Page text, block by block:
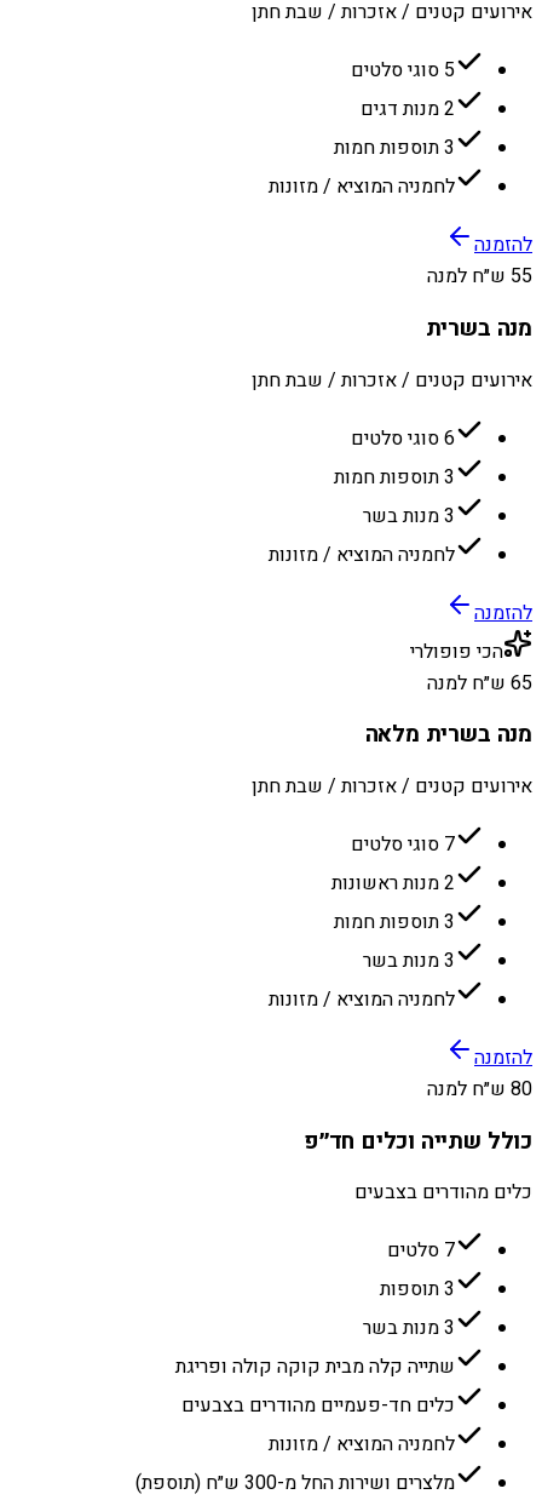
אירועים קטנים / אזכרות / שבת חתן
5 סוגי סלטים
2 מנות דגים
3 תוספות חמות
לחמניה המוציא / מזונות
להזמנה
55 ש״ח למנה
מנה בשרית
אירועים קטנים / אזכרות / שבת חתן
6 סוגי סלטים
3 תוספות חמות
3 מנות בשר
לחמניה המוציא / מזונות
להזמנה
הכי פופולרי
65 ש״ח למנה
מנה בשרית מלאה
אירועים קטנים / אזכרות / שבת חתן
7 סוגי סלטים
2 מנות ראשונות
3 תוספות חמות
3 מנות בשר
לחמניה המוציא / מזונות
להזמנה
80 ש״ח למנה
כולל שתייה וכלים חד״פ
כלים מהודרים בצבעים
7 סלטים
3 תוספות
3 מנות בשר
שתייה קלה מבית קוקה קולה ופריגת
כלים חד-פעמיים מהודרים בצבעים
לחמניה המוציא / מזונות
מלצרים ושירות החל מ-300 ש״ח (תוספת)